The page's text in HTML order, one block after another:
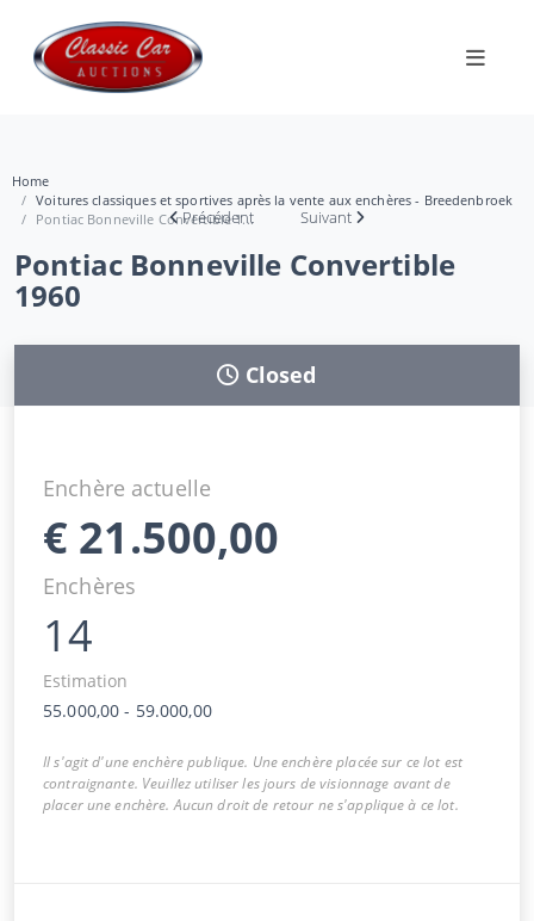
Home
Voitures classiques et sportives après la vente aux enchères - Breedenbroek
Pontiac Bonneville Convertible 1...
Précédent Suivant
Pontiac Bonneville Convertible
1960
Closed
Enchère actuelle
€ 21.500,00
Enchères
14
Estimation
55.000,00 - 59.000,00
Il s'agit d'une enchère publique. Une enchère placée sur ce lot est
contraignante. Veuillez utiliser les jours de visionnage avant de
placer une enchère. Aucun droit de retour ne s'applique à ce lot.